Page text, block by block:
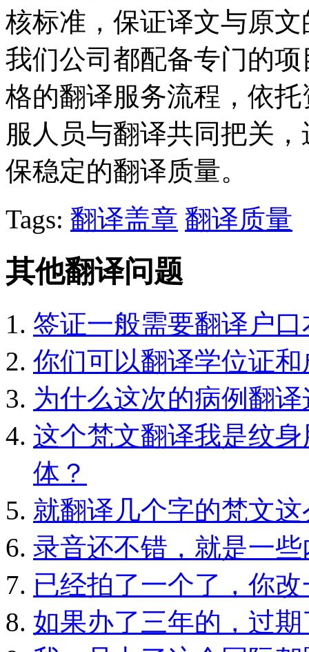
核标准，保证译文与原
我们公司都配备专门的
格的翻译服务流程，依
服人员与翻译共同把关
保稳定的翻译质量。
Tags: 翻译盖章 翻译质量
其他翻译问题
签证一般需要翻译户
你们可以翻译学位证
为什么这次的病例翻
这个梵文翻译我是纹
体？
就翻译几个字的梵文
录音还不错，就是一
已经拍了一个了，你
如果办了三年的，过